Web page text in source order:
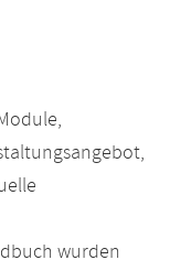
wurden